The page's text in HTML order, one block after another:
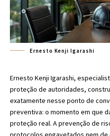
Ernesto Kenji Igarashi
Ernesto Kenji Igarashi,
proteção de autoridades,
exatamente nesse ponto de
preventiva: o momento em que
proteção real. A prevenção de